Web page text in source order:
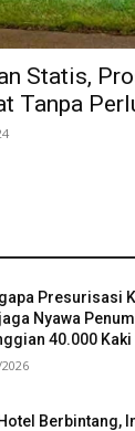
Statis,
Tanpa
Presurisasi
Nyawa
40.000 Kaki
Berbintang,